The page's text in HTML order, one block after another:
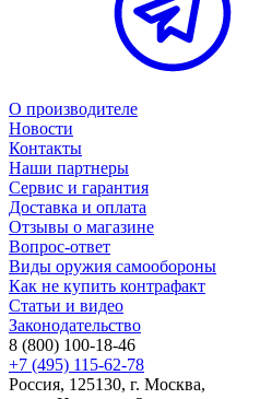
О производителе
Новости
Контакты
Наши партнеры
Сервис и гарантия
Доставка и оплата
Отзывы о магазине
Вопрос-ответ
Виды оружия самообороны
Как не купить контрафакт
Статьи и видео
Законодательство
8 (800) 100-18-46
+7 (495) 115-62-78
Россия, 125130, г. Москва,